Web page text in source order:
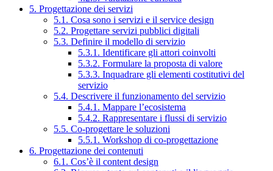
5. Progettazione dei servizi
5.1. Cosa sono i servizi e il service design
5.2. Progettare servizi pubblici digitali
5.3. Definire il modello di servizio
5.3.1. Identificare gli attori coinvolti
5.3.2. Formulare la proposta di valore
5.3.3. Inquadrare gli elementi costitutivi del
servizio
5.4. Descrivere il funzionamento del servizio
5.4.1. Mappare l’ecosistema
5.4.2. Rappresentare i flussi di servizio
5.5. Co-progettare le soluzioni
5.5.1. Workshop di co-progettazione
6. Progettazione dei contenuti
6.1. Cos’è il content design